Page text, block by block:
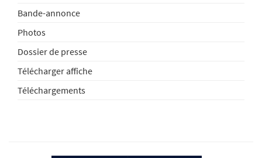
Bande-annonce
Photos
Dossier de presse
Télécharger affiche
Téléchargements